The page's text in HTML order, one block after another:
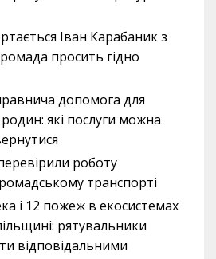
Іван Карабаник з
просить гідно
допомога для
родин: які послуги можна
роботу
транспорті
і 12 пожеж в екосистемах
рятувальники
відповідальними